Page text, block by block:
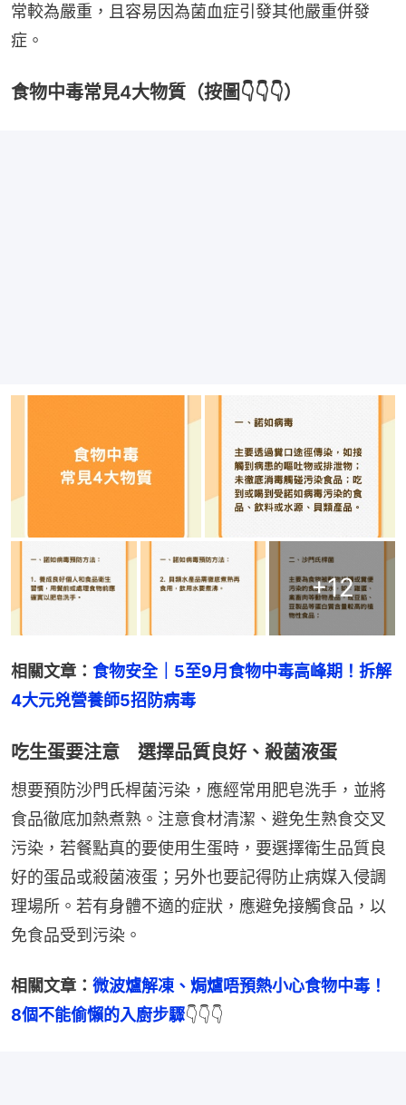
常較為嚴重，且容易因為菌血症引發其他嚴重併發
症。
食物中毒常見4大物質（按圖👇👇👇）
+12
相關文章： 食物安全｜5至9月食物中毒高峰期！拆解
4大元兇營養師5招防病毒
吃生蛋要注意 選擇品質良好、殺菌液蛋
想要預防沙門氏桿菌污染，應經常用肥皂洗手，並將
食品徹底加熱煮熟。注意食材清潔、避免生熟食交叉
污染，若餐點真的要使用生蛋時，要選擇衛生品質良
好的蛋品或殺菌液蛋；另外也要記得防止病媒入侵調
理場所。若有身體不適的症狀，應避免接觸食品，以
免食品受到污染。
相關文章： 微波爐解凍、焗爐唔預熱小心食物中毒！
8個不能偷懶的入廚步驟👇👇👇